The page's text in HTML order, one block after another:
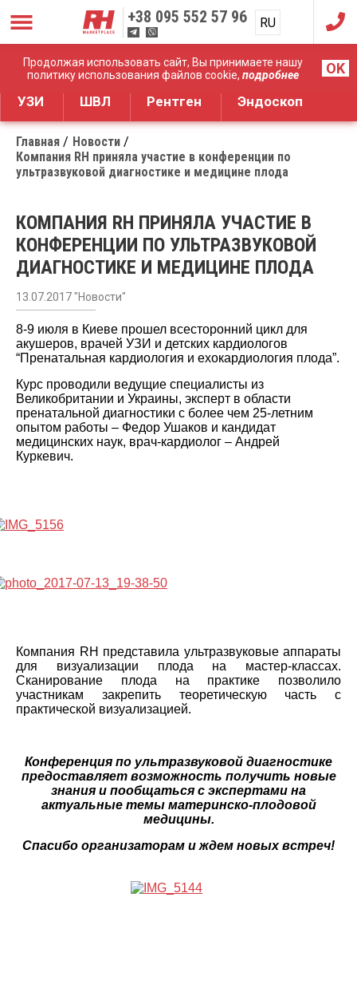
Продолжая использовать сайт, Вы принимаете нашу
политику использования файлов cookie, подробнее OK
+38 095 552 57 96 RU
UA
Дистрибуция медицинского оборудования
УЗИ ШВЛ Рентген Эндоскоп
Главная
Новости
Компания RH приняла участие в конференции по
ультразвуковой диагностике и медицине плода
КОМПАНИЯ RH ПРИНЯЛА УЧАСТИЕ В
КОНФЕРЕНЦИИ ПО УЛЬТРАЗВУКОВОЙ
ДИАГНОСТИКЕ И МЕДИЦИНЕ ПЛОДА
13.07.2017 "Новости"
8-9 июля в Киеве прошел всесторонний цикл для
акушеров, врачей УЗИ и детских кардиологов
“Пренатальная кардиология и ехокардиология плода”.
Курс проводили ведущие специалисты из
Великобритании и Украины, эксперт в области
пренатальной диагностики с более чем 25-летним
опытом работы – Федор Ушаков и кандидат
медицинских наук, врач-кардиолог – Андрей
Куркевич.
Компания RH представила ультразвуковые аппараты
для визуализации плода на мастер-классах.
Сканирование плода на практике позволило
участникам закрепить теоретическую часть с
практической визуализацией.
Конференция по ультразвуковой диагностике
предоставляет возможность получить новые
знания и пообщаться с экспертами на
актуальные темы материнско-плодовой
медицины.
Спасибо организаторам и ждем новых встреч!